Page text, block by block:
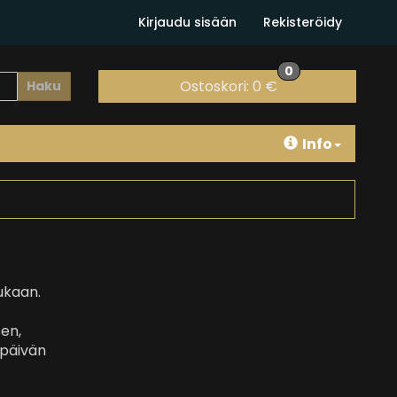
Kirjaudu sisään Rekisteröidy
Haku Ostoskori: 0 €
0
Info